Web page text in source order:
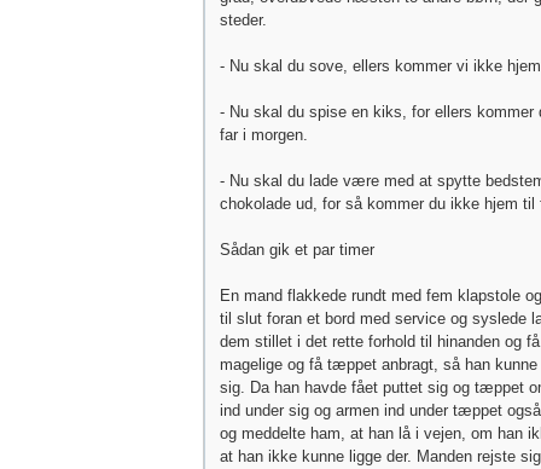
steder.
- Nu skal du sove, ellers kommer vi ikke
- Nu skal du spise en kiks, for ellers kommer
far i morgen.
- Nu skal du lade være med at spytte
chokolade ud, for så kommer du ikke hjem til
Sådan gik et par timer
En mand flakkede rundt med fem klapstole
til slut foran et bord med service og syslede
dem stillet i det rette forhold til hinanden og
magelige og få tæppet anbragt, så han
sig. Da han havde fået puttet sig og tæppet
ind under sig og armen ind under tæppet
og meddelte ham, at han lå i vejen, om han
at han ikke kunne ligge der. Manden rejste